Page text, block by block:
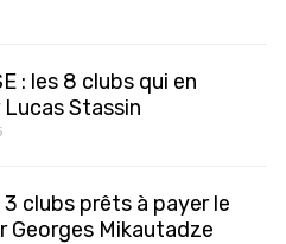
: les 8 clubs qui en
Stassin
3 clubs prêts à payer le
Georges Mikautadze